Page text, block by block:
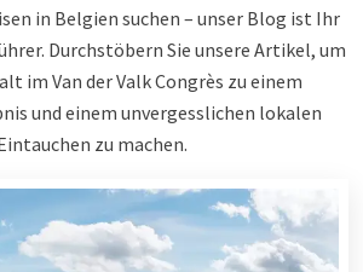
in Belgien suchen – unser Blog ist Ihr
Durchstöbern Sie unsere Artikel, um
im Van der Valk Congrès zu einem
und einem unvergesslichen lokalen
zu machen.